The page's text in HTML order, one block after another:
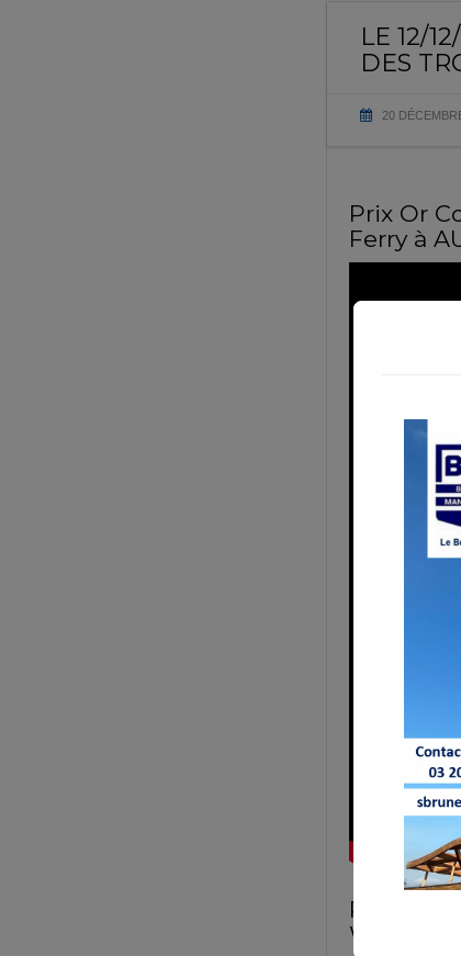
LE 12/
DES
20
Prix Or
Ferry à
Prix